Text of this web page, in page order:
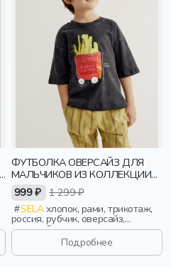
ФУТБОЛКА ОВЕРСАЙЗ ДЛЯ
МАЛЬЧИКОВ ИЗ КОЛЛЕКЦИИ
ART PEOPLE С «ОБЩЕСТВОМ
ЮНЫХ АРХИТЕКТОРОВ»
999 ₽ 1 299 ₽
SELAхлопок, рами, трикотаж,
россия, рубчик, оверсайз,
короткий рукав, прямые,
короткие, свободные, принт,
вырез, круглый вырез, мальчики,
дети
Подробнее